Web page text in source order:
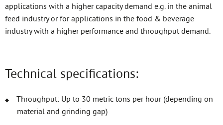
applications with a higher capacity demand e.g. in the animal
feed industry or for applications in the food & beverage
industry with a higher performance and throughput demand.
Technical specifications:
Throughput: Up to 30 metric tons per hour (depending on
material and grinding gap)